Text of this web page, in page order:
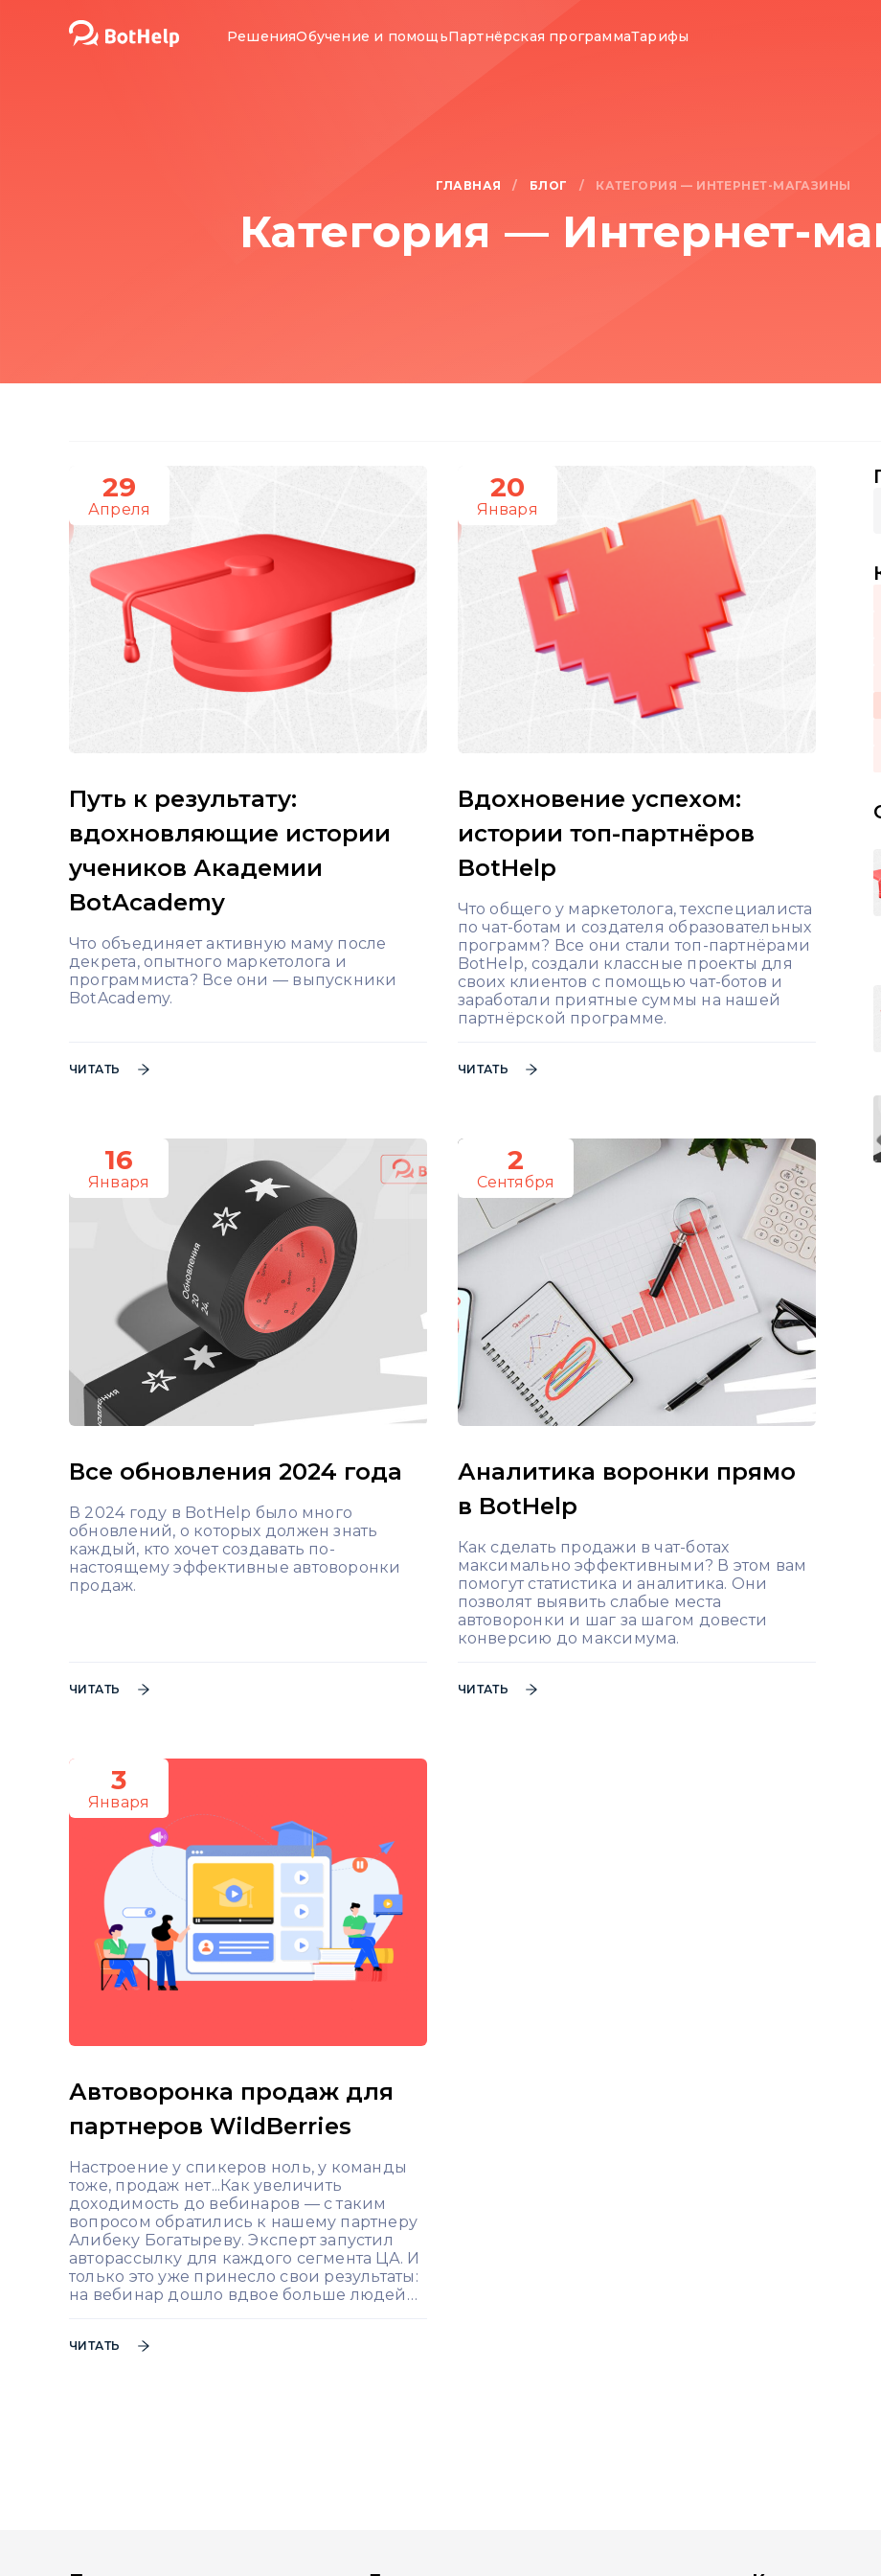
РешенияОбучение и помощьПартнёрская программаТарифы
ГЛАВНАЯ / БЛОГ / КАТЕГОРИЯ — ИНТЕРНЕТ-МАГАЗИНЫ
Категория — Интернет-
29
Апреля
Путь к результату:
вдохновляющие истории
учеников Академии
BotAcademy
Что объединяет активную маму после
декрета, опытного маркетолога и
программиста? Все они — выпускники
BotAcademy.
ЧИТАТЬ
20
Января
Вдохновение успехом:
истории топ-партнёров
BotHelp
Что общего у маркетолога, техспециалиста
по чат-ботам и создателя образовательных
программ? Все они стали топ-партнёрами
BotHelp, создали классные проекты для
своих клиентов с помощью чат-ботов и
заработали приятные суммы на нашей
партнёрской программе.
ЧИТАТЬ
16
Января
Все обновления 2024 года
В 2024 году в BotHelp было много
обновлений, о которых должен знать
каждый, кто хочет создавать по-
настоящему эффективные автоворонки
продаж.
ЧИТАТЬ
2
Сентября
Аналитика воронки прямо
в BotHelp
Как сделать продажи в чат-ботах
максимально эффективными? В этом вам
помогут статистика и аналитика. Они
позволят выявить слабые места
автоворонки и шаг за шагом довести
конверсию до максимума.
ЧИТАТЬ
3
Января
Автоворонка продаж для
партнеров WildBerries
Настроение у спикеров ноль, у команды
тоже, продаж нет...Как увеличить
доходимость до вебинаров — с таким
вопросом обратились к нашему партнеру
Алибеку Богатыреву. Эксперт запустил
авторассылку для каждого сегмента ЦА. И
только это уже принесло свои результаты:
на вебинар дошло вдвое больше людей…
ЧИТАТЬ